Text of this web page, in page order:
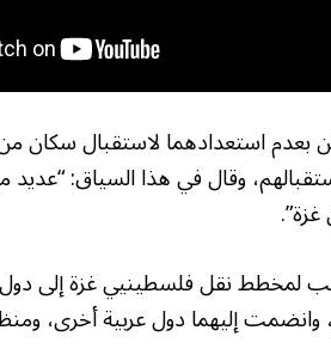
بعدم استعدادهما لاستقبال سكان
وقال في هذا السياق: “عديد
ترامب لمخطط نقل فلسطينيي غزة إلى
وانضمت إليهما دول عربية أخرى،